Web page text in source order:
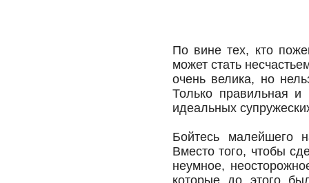
По вине тех, кто
может стать
очень велика, но
Только правильная
идеальных
Бойтесь малейшего
Вместо того, чтобы
неумное,
которые до этого